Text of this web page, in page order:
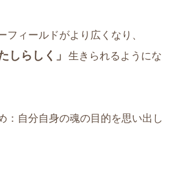
フィールドがより広くなり、
しらしく」
生きられるようにな
：自分自身の魂の目的を思い出し